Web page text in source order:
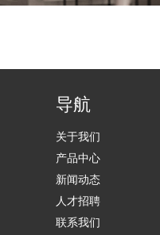
导航
关于我们
产品中心
新闻动态
人才招聘
联系我们